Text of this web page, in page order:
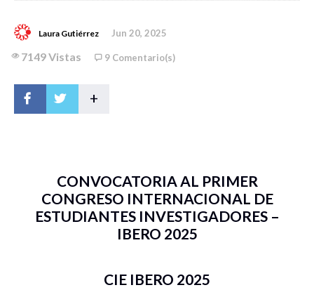
Laura Gutiérrez Jun 20, 2025
7149 Vistas 9 Comentario(s)
+
CONVOCATORIA AL PRIMER
CONGRESO INTERNACIONAL DE
ESTUDIANTES INVESTIGADORES –
IBERO 2025
CIE IBERO 2025